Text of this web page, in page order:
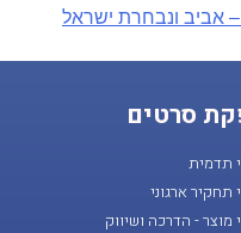
אביב ונבחרת ישראל
סרטים
תדמית
תחקיר ארגוני
מוצר - הדרכה ושיווק